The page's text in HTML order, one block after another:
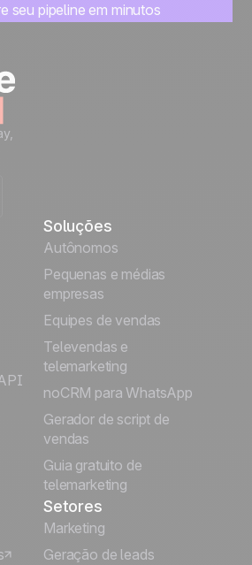
seu pipeline em minutos
Soluções
Autônomos
Pequenas e médias
empresas
Equipes de vendas
Televendas e
telemarketing
noCRM para WhatsApp
Gerador de script de
vendas
Guia gratuito de
telemarketing
Setores
Marketing
Geração de leads